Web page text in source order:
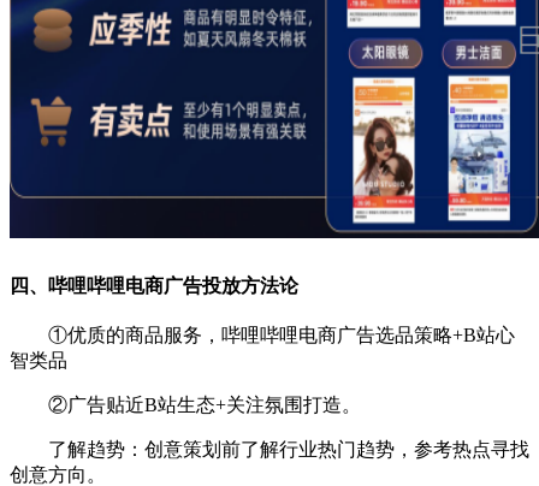
四、哔哩哔哩电商广告投放方法论
①优质的商品服务， 哔哩哔哩电商广告选品策略+B站心
智类品
②广告贴近B站生态+关注氛围打造。
了解趋势：创意策划前了解行业热门趋势，参考热点寻找
创意方向。